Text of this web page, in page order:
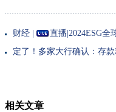
财经 |
直播|2024ESG全
定了！多家大行确认：存
相关文章